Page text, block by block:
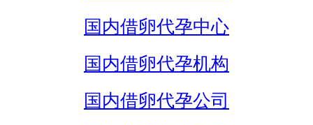
国内借卵代孕中心
国内借卵代孕机构
国内借卵代孕公司